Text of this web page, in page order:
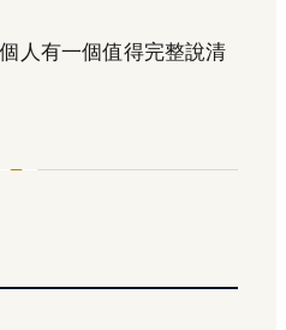
人有一個值得完整說清